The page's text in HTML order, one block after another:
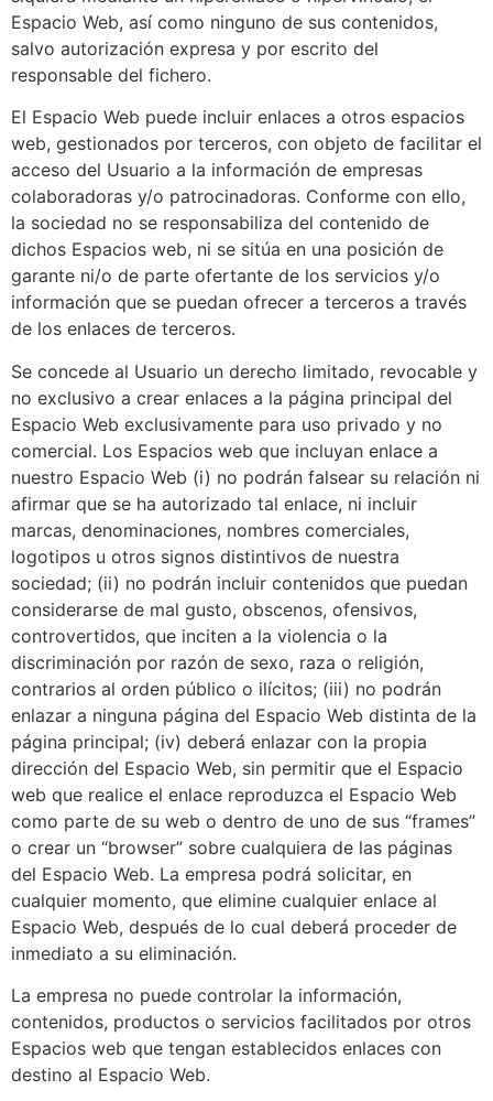
Espacio Web, así como ninguno de sus contenidos,
salvo autorización expresa y por escrito del
responsable del fichero.
El Espacio Web puede incluir enlaces a otros espacios
web, gestionados por terceros, con objeto de facilitar el
acceso del Usuario a la información de empresas
colaboradoras y/o patrocinadoras. Conforme con ello,
la sociedad no se responsabiliza del contenido de
dichos Espacios web, ni se sitúa en una posición de
garante ni/o de parte ofertante de los servicios y/o
información que se puedan ofrecer a terceros a través
de los enlaces de terceros.
Se concede al Usuario un derecho limitado, revocable y
no exclusivo a crear enlaces a la página principal del
Espacio Web exclusivamente para uso privado y no
comercial. Los Espacios web que incluyan enlace a
nuestro Espacio Web (i) no podrán falsear su relación ni
afirmar que se ha autorizado tal enlace, ni incluir
marcas, denominaciones, nombres comerciales,
logotipos u otros signos distintivos de nuestra
sociedad; (ii) no podrán incluir contenidos que puedan
considerarse de mal gusto, obscenos, ofensivos,
controvertidos, que inciten a la violencia o la
discriminación por razón de sexo, raza o religión,
contrarios al orden público o ilícitos; (iii) no podrán
enlazar a ninguna página del Espacio Web distinta de la
página principal; (iv) deberá enlazar con la propia
dirección del Espacio Web, sin permitir que el Espacio
web que realice el enlace reproduzca el Espacio Web
como parte de su web o dentro de uno de sus “frames”
o crear un “browser” sobre cualquiera de las páginas
del Espacio Web. La empresa podrá solicitar, en
cualquier momento, que elimine cualquier enlace al
Espacio Web, después de lo cual deberá proceder de
inmediato a su eliminación.
La empresa no puede controlar la información,
contenidos, productos o servicios facilitados por otros
Espacios web que tengan establecidos enlaces con
destino al Espacio Web.